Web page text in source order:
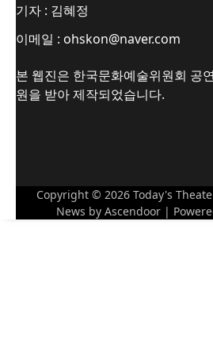
기자 : 김혜정
이메일 : ohskon@naver.com
본 웹진은 한국문화예술위원회 공
원을 받아 제작되었습니다.
Copyright © 2026 Today's
News by Ascendoor |